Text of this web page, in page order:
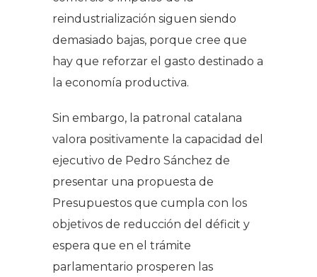
reindustrialización siguen siendo
demasiado bajas, porque cree que
hay que reforzar el gasto destinado a
la economía productiva.
Sin embargo, la patronal catalana
valora positivamente la capacidad del
ejecutivo de Pedro Sánchez de
presentar una propuesta de
Presupuestos que cumpla con los
objetivos de reducción del déficit y
espera que en el trámite
parlamentario prosperen las